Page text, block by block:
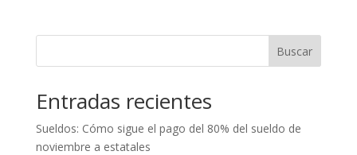
Buscar
Entradas recientes
Sueldos: Cómo sigue el pago del 80% del sueldo de
noviembre a estatales